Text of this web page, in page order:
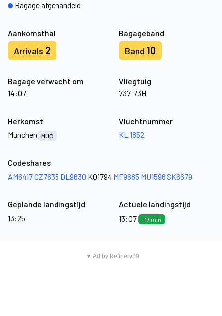
Aankomsthal
Arrivals 2
Bagageband
Band 10
Bagage verwacht om
14:07
Vliegtuig
737-73H
Bagage afgehandeld
Herkomst
Munchen
MUC
Vluchtnummer
KL 1852
Codeshares
AM6417CZ7635 DL9630 KQ1794 MF9685 MU1596 SK6679
Geplande landingstijd
13:25
Actuele landingstijd
13:07
-17 min
▼ Ad by Refinery89